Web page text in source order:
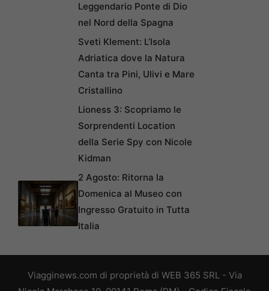
Leggendario Ponte di Dio
nel Nord della Spagna
Sveti Klement: L’Isola
Adriatica dove la Natura
Canta tra Pini, Ulivi e Mare
Cristallino
Lioness 3: Scopriamo le
Sorprendenti Location
della Serie Spy con Nicole
Kidman
2 Agosto: Ritorna la
Domenica al Museo con
Ingresso Gratuito in Tutta
Italia
Viagginews.com di proprietà di WEB 365 SRL - Via